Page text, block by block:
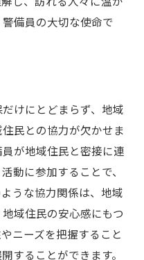
の重要性
がいと給与の実際：
は
備員の大切な使命で
けにとどまらず、地域
民との協力が欠かせま
が地域住民と密接に連
動に参加することで、
うな協力関係は、地域
域住民の安心感にもつ
ニーズを把握すること
することができます。